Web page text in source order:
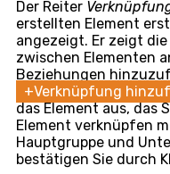
Auswahl aus dem
Vertrag
Abbildung:
SLA